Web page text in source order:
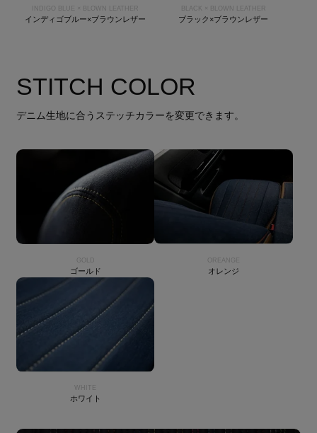
INDIGO BLUE × BLOWN LEATHER
インディゴブルー×ブラウンレザー
BLACK × BLOWN LEATHER
ブラック×ブラウンレザー
STITCH COLOR
デニム生地に合うステッチカラーを変更できます。
GOLD
ゴールド
OREANGE
オレンジ
WHITE
ホワイト